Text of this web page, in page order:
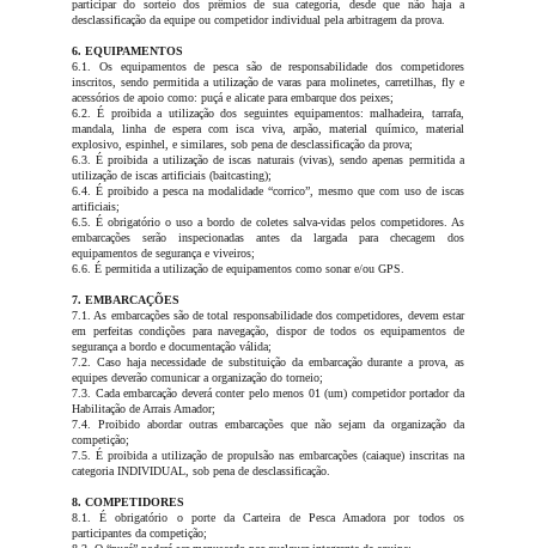
participar do sorteio dos prêmios de sua categoria, desde que não haja a
desclassificação da equipe ou competidor individual pela arbitragem da prova.
6. EQUIPAMENTOS
6.1. Os equipamentos de pesca são de responsabilidade dos competidores
inscritos, sendo permitida a utilização de varas para molinetes, carretilhas, fly e
acessórios de apoio como: puçá e alicate para embarque dos peixes;
6.2. É proibida a utilização dos seguintes equipamentos: malhadeira, tarrafa,
mandala, linha de espera com isca viva, arpão, material químico, material
explosivo, espinhel, e similares, sob pena de desclassificação da prova;
6.3. É proibida a utilização de iscas naturais (vivas), sendo apenas permitida a
utilização de iscas artificiais (baitcasting);
6.4. É proibido a pesca na modalidade “corrico”, mesmo que com uso de iscas
artificiais;
6.5. É obrigatório o uso a bordo de coletes salva-vidas pelos competidores. As
embarcações serão inspecionadas antes da largada para checagem dos
equipamentos de segurança e viveiros;
6.6. É permitida a utilização de equipamentos como sonar e/ou GPS.
7. EMBARCAÇÕES
7.1. As embarcações são de total responsabilidade dos competidores, devem estar
em perfeitas condições para navegação, dispor de todos os equipamentos de
segurança a bordo e documentação válida;
7.2. Caso haja necessidade de substituição da embarcação durante a prova, as
equipes deverão comunicar a organização do torneio;
7.3. Cada embarcação deverá conter pelo menos 01 (um) competidor portador da
Habilitação de Arrais Amador;
7.4. Proibido abordar outras embarcações que não sejam da organização da
competição;
7.5. É proibida a utilização de propulsão nas embarcações (caiaque) inscritas na
categoria INDIVIDUAL, sob pena de desclassificação.
8. COMPETIDORES
8.1. É obrigatório o porte da Carteira de Pesca Amadora por todos os
participantes da competição;